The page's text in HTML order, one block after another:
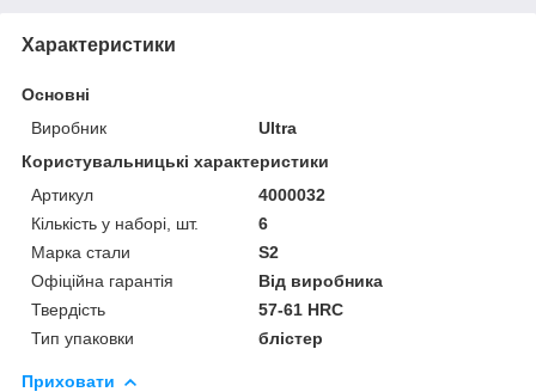
Характеристики
Основні
Виробник
Ultra
Користувальницькі характеристики
Артикул
4000032
Кількість у наборі, шт.
6
Марка стали
S2
Офіційна гарантія
Від виробника
Твердість
57-61 HRC
Тип упаковки
блістер
Приховати